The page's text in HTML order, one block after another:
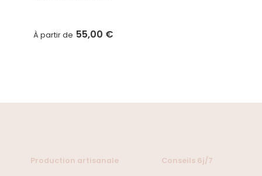
À partir de 55,00 €
Production artisanale Conseils 6j/7